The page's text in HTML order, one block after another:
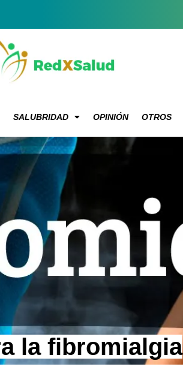
SALUBRIDAD OPINIÓN OTROS
la fibromialgia